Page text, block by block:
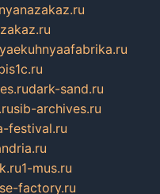
dark-sand.ru
sib-archives.ru
festival.ru
1-mus.ru
factory.ru